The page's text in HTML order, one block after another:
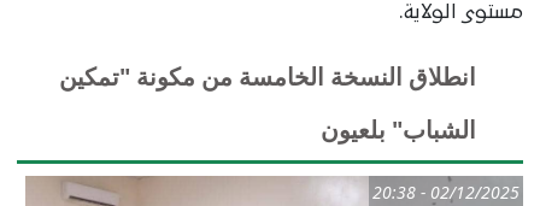
مستوى الولاية.
انطلاق النسخة الخامسة من مكونة "تمكين
الشباب" بلعيون
02/12/2025 - 20:38